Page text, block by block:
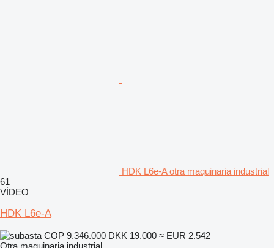
HDK L6e-A otra maquinaria industrial
61
VÍDEO
HDK L6e-A
COP 9.346.000 DKK 19.000 ≈ EUR 2.542
Otra maquinaria industrial